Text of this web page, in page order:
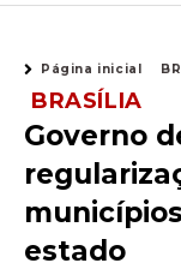
Página inicial
BRASÍLIA
Governo
estado